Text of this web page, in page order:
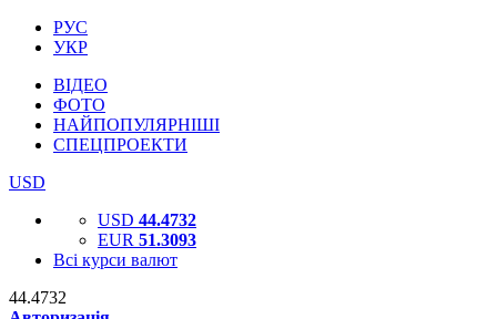
РУС
УКР
ВІДЕО
ФОТО
НАЙПОПУЛЯРНІШІ
СПЕЦПРОЕКТИ
USD
USD 44.4732
EUR 51.3093
Всі курси валют
44.4732